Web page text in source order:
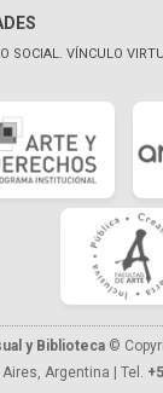
SOCIAL. VÍNCULO
y Biblioteca ©
Argentina | Tel.